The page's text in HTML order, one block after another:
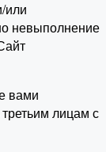
или
невыполнение
вами
лицам с